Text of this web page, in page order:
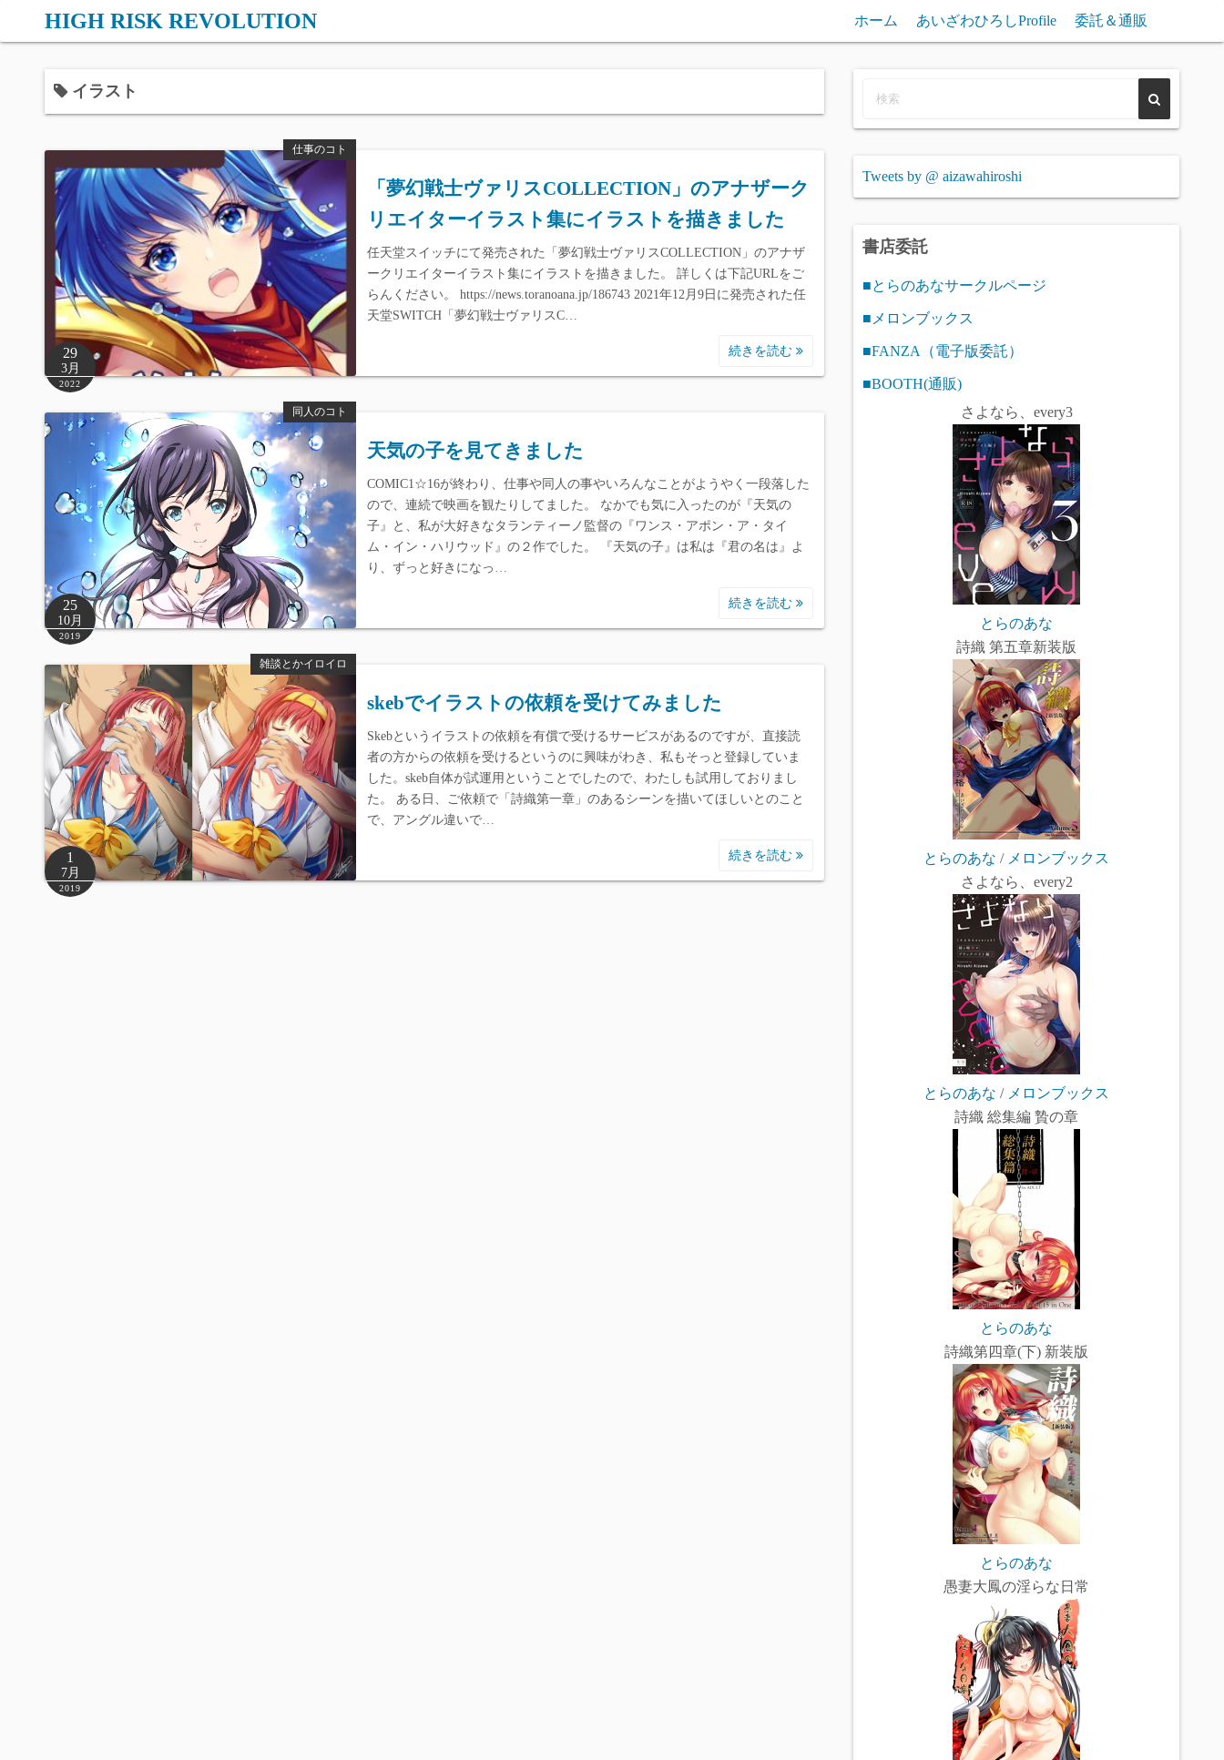
HIGH RISK REVOLUTION ホーム あいざわひろしProfile 委託＆通販
イラスト
仕事のコト
29
3月
2022
「夢幻戦士ヴァリスCOLLECTION」のアナザーク
リエイターイラスト集にイラストを描きました
任天堂スイッチにて発売された「夢幻戦士ヴァリスCOLLECTION」のアナザ
ークリエイターイラスト集にイラストを描きました。 詳しくは下記URLをご
らんください。 https://news.toranoana.jp/186743 2021年12月9日に発売された任
天堂SWITCH「夢幻戦士ヴァリスC…
続きを読む
同人のコト
25
10月
2019
天気の子を見てきました
COMIC1☆16が終わり、仕事や同人の事やいろんなことがようやく一段落した
ので、連続で映画を観たりしてました。 なかでも気に入ったのが『天気の
子』と、私が大好きなタランティーノ監督の『ワンス・アポン・ア・タイ
ム・イン・ハリウッド』の２作でした。 『天気の子』は私は『君の名は』よ
り、ずっと好きになっ…
続きを読む
雑談とかイロイロ
1
7月
2019
skebでイラストの依頼を受けてみました
Skebというイラストの依頼を有償で受けるサービスがあるのですが、直接読
者の方からの依頼を受けるというのに興味がわき、私もそっと登録していま
した。skeb自体が試運用ということでしたので、わたしも試用しておりまし
た。 ある日、ご依頼で「詩織第一章」のあるシーンを描いてほしいとのこと
で、アングル違いで…
続きを読む
Tweets by @ aizawahiroshi
書店委託
■とらのあなサークルページ
■メロンブックス
■FANZA（電子版委託）
■BOOTH(通販)
さよなら、every3
とらのあな
詩織 第五章新装版
とらのあな / メロンブックス
さよなら、every2
とらのあな / メロンブックス
詩織 総集編 贄の章
とらのあな
詩織第四章(下) 新装版
とらのあな
愚妻大鳳の淫らな日常